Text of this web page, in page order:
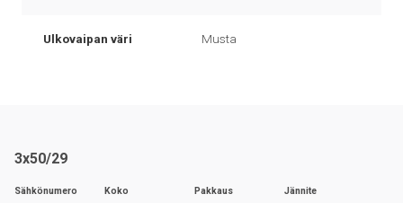
Ulkovaipan väri Musta
3x50/29
Sähkönumero Koko Pakkaus Jännite